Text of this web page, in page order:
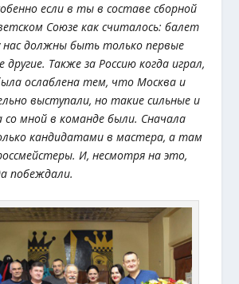
если в ты в составе сборной
Союзе как считалось: балет
должны быть только первые
другие. Также за Россию когда играл,
ослаблена тем, что Москва и
выступали, но такие сильные и
со мной в команде были. Сначала
кандидатами в мастера, а там
И, несмотря на это,
побеждали.